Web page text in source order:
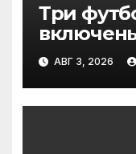
Три
2‑го
ПРЕМЬЕР
АВГ 3, 2026